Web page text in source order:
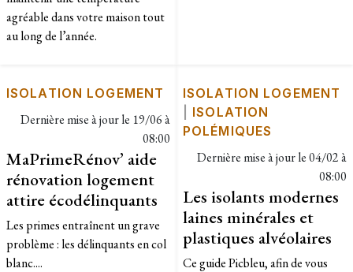
agréable dans votre maison tout
au long de l’année.
ISOLATION LOGEMENT
Dernière mise à jour le 19/06 à
08:00
MaPrimeRénov’ aide
rénovation logement
attire écodélinquants
Les primes entraînent un grave
problème : les délinquants en col
blanc....
ISOLATION LOGEMENT
ISOLATION
POLÉMIQUES
Dernière mise à jour le04/02 à
08:00
Les isolants modernes
laines minérales et
plastiques alvéolaires
Ce guide Picbleu, afin de vous